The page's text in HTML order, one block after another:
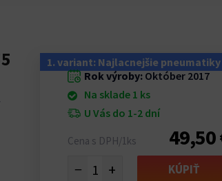
1. variant: Najlacnejšie pneumatiky
Rok výroby: Október 2017
Na sklade 1 ks
U Vás do 1-2 dní
Cena s DPH/1ks 49,50
− + KÚPIŤ